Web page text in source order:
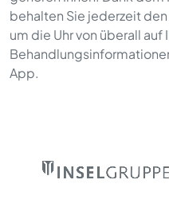
behalten Sie jederzeit
um die Uhr von überall
App.